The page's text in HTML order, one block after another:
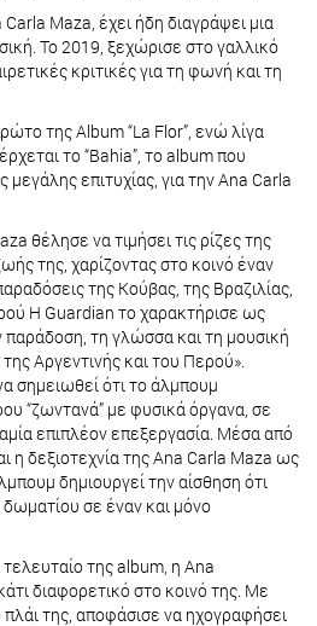
Maza, έχει ήδη διαγράψει μια
Το 2019, ξεχώρισε στο γαλλικό
κριτικές για τη φωνή και τη
της Album “La Flor”, ενώ λίγα
το “Bahia”, τo album που
επιτυχίας, για την Ana Carla
θέλησε να τιμήσει τις ρίζες της
της, χαρίζοντας στο κοινό έναν
της Κούβας, της Βραζιλίας,
H Guardian το χαρακτήρισε ως
παράδοση, τη γλώσσα και τη μουσική
Αργεντινής και του Περού».
σημειωθεί ότι το άλμπουμ
“ζωντανά” με φυσικά όργανα, σε
επιπλέον επεξεργασία. Μέσα από
η δεξιοτεχνία της Ana Carla Maza ως
δημιουργεί την αίσθηση ότι
σε έναν και μόνο
τελευταίο της album, η Ana
διαφορετικό στο κοινό της. Με
της, αποφάσισε να ηχογραφήσει